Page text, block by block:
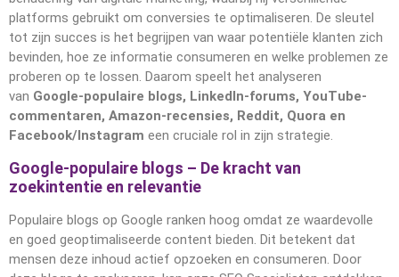
platforms gebruikt om conversies te optimaliseren. De sleutel
tot zijn succes is het begrijpen van waar potentiële klanten zich
bevinden, hoe ze informatie consumeren en welke problemen ze
proberen op te lossen. Daarom speelt het analyseren
van Google-populaire blogs, LinkedIn-forums, YouTube-
commentaren, Amazon-recensies, Reddit, Quora en
Facebook/Instagram een cruciale rol in zijn strategie.
Google-populaire blogs – De kracht van
zoekintentie en relevantie
Populaire blogs op Google ranken hoog omdat ze waardevolle
en goed geoptimaliseerde content bieden. Dit betekent dat
mensen deze inhoud actief opzoeken en consumeren. Door